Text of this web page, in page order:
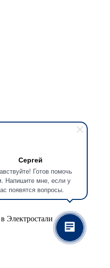
Сергей
Готов помочь
Напишите мне, если у
появятся вопросы.
в Электростали